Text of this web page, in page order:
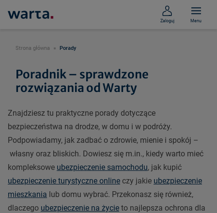
Zaloguj Menu
Strona główna Porady
Poradnik – sprawdzone
rozwiązania od Warty
Znajdziesz tu praktyczne porady dotyczące
bezpieczeństwa na drodze, w domu i w podróży.
Podpowiadamy, jak zadbać o zdrowie, mienie i spokój –
własny oraz bliskich. Dowiesz się m.in., kiedy warto mieć
kompleksowe ubezpieczenie samochodu, jak kupić
ubezpieczenie turystyczne online czy jakie ubezpieczenie
mieszkania lub domu wybrać. Przekonasz się również,
dlaczego ubezpieczenie na życie to najlepsza ochrona dla